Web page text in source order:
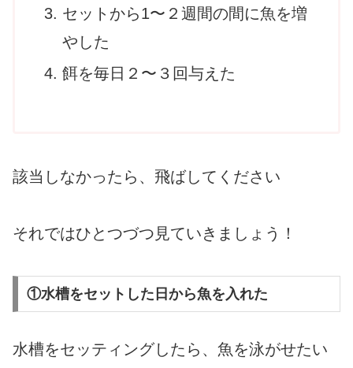
セットから1〜２週間の間に魚を増
やした
餌を毎日２〜３回与えた
該当しなかったら、飛ばしてください
それではひとつづつ見ていきましょう！
①水槽をセットした日から魚を入れた
水槽をセッティングしたら、魚を泳がせたい